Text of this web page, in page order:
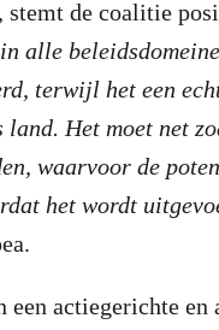
de coalitie
alle
terwijl het een
land. Het moet net
waarvoor de
het wordt
een actiegerichte